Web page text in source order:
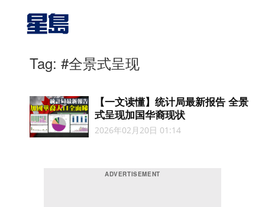
Tag: #全景式呈现
【一文读懂】统计局最新报告 全景
式呈现加国华裔现状
2026年02月20日 01:14